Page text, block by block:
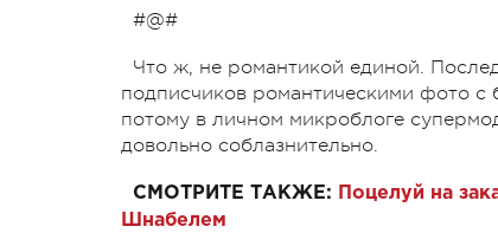
#@#
Что ж, не романтикой единой.
подписчиков романтическими фото
потому в личном микроблоге
довольно соблазнительно.
СМОТРИТЕ ТАКЖЕ:
Поцелуй на
Шнабелем